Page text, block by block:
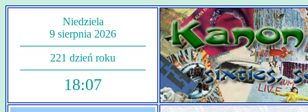
Niedziela
9 sierpnia 2026
221 dzień roku
18:07